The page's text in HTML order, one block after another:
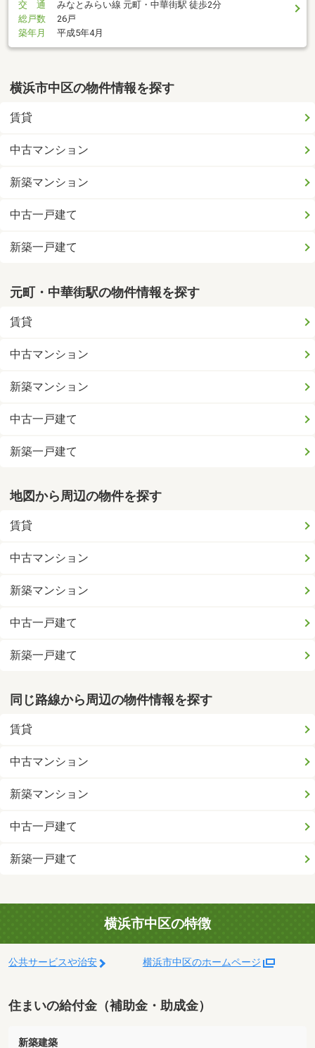
交 通
みなとみらい線 元町・中華街駅 徒歩2分
総戸数
26戸
築年月
平成5年4月
横浜市中区の物件情報を探す
賃貸
中古マンション
新築マンション
中古一戸建て
新築一戸建て
元町・中華街駅の物件情報を探す
賃貸
中古マンション
新築マンション
中古一戸建て
新築一戸建て
地図から周辺の物件を探す
賃貸
中古マンション
新築マンション
中古一戸建て
新築一戸建て
同じ路線から周辺の物件情報を探す
賃貸
中古マンション
新築マンション
中古一戸建て
新築一戸建て
横浜市中区の特徴
公共サービスや治安 横浜市中区のホームページ
住まいの給付金（補助金・助成金）
新築建築